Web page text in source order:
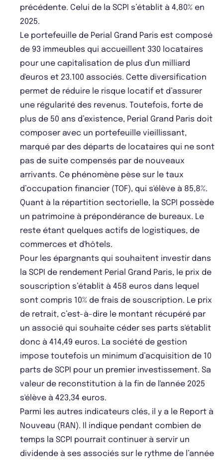
précédente. Celui de la SCPI s’établit à 4,80% en
2025.
Le portefeuille de Perial Grand Paris est composé
de 93 immeubles qui accueillent 330 locataires
pour une capitalisation de plus d'un milliard
d'euros et 23.100 associés. Cette diversification
permet de réduire le risque locatif et d’assurer
une régularité des revenus. Toutefois, forte de
plus de 50 ans d’existence, Perial Grand Paris doit
composer avec un portefeuille vieillissant,
marqué par des départs de locataires qui ne sont
pas de suite compensés par de nouveaux
arrivants. Ce phénomène pèse sur le taux
d’occupation financier (TOF), qui s'élève à 85,8%.
Quant à la répartition sectorielle, la SCPI possède
un patrimoine à prépondérance de bureaux. Le
reste étant quelques actifs de logistiques, de
commerces et d'hôtels.
Pour les épargnants qui souhaitent investir dans
la SCPI de rendement Perial Grand Paris, le prix de
souscription s’établit à 458 euros dans lequel
sont compris 10% de frais de souscription. Le prix
de retrait, c’est-à-dire le montant récupéré par
un associé qui souhaite céder ses parts s'établit
donc à 414,49 euros. La société de gestion
impose toutefois un minimum d’acquisition de 10
parts de SCPI pour un premier investissement. Sa
valeur de reconstitution à la fin de l'année 2025
s'élève à 423,34 euros.
Parmi les autres indicateurs clés, il y a le Report à
Nouveau (RAN). Il indique pendant combien de
temps la SCPI pourrait continuer à servir un
dividende à ses associés sur le rythme de l’année